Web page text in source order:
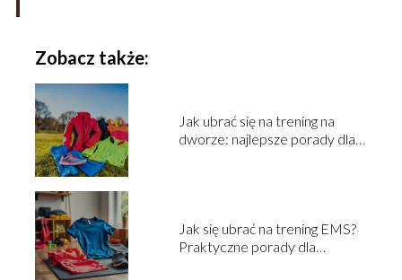
Zobacz także:
Jak ubrać się na trening na
dworze: najlepsze porady dla
Jak się ubrać na trening EMS?
Praktyczne porady dla